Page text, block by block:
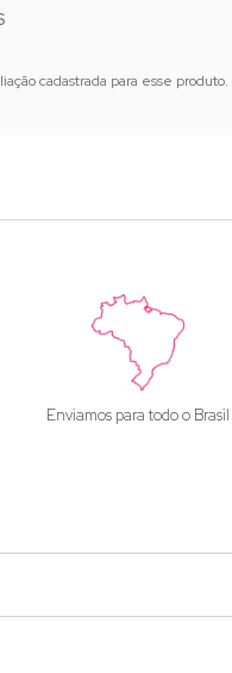
cadastrada para esse produto.
Enviamos para todo o Brasil